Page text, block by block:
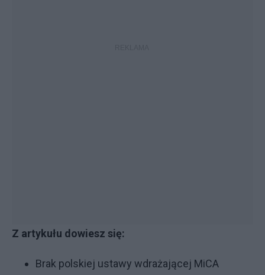
Z artykułu dowiesz się:
Brak polskiej ustawy wdrażającej MiCA